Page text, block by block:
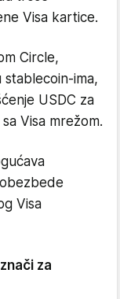
Visa kartice.
Circle,
ima,
USDC za
Visa mrežom.
Visa
za